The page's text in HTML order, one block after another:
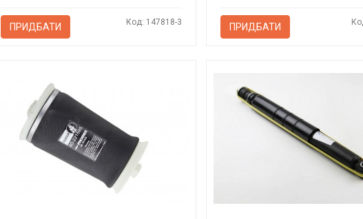
ПРИДБАТИ Код: 147818-3 ПРИДБАТИ